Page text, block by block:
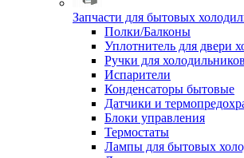
Запчасти для бытовых
Полки/Балконы
Уплотнитель для двери
Ручки для холодильников
Испарители
Конденсаторы бытовые
Датчики и
Блоки управления
Термостаты
Лампы для бытовых